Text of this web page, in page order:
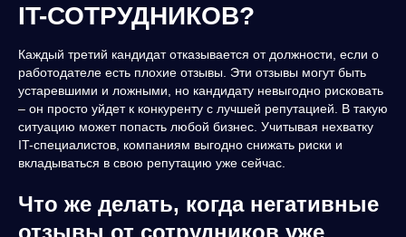
IT-СОТРУДНИКОВ?
Каждый третий кандидат отказывается от должности, если о
работодателе есть плохие отзывы. Эти отзывы могут быть
устаревшими и ложными, но кандидату невыгодно рисковать
– он просто уйдет к конкуренту с лучшей репутацией. В такую
ситуацию может попасть любой бизнес. Учитывая нехватку
IT-специалистов, компаниям выгодно снижать риски и
вкладываться в свою репутацию уже сейчас.
Что же делать, когда негативные
отзывы от сотрудников уже